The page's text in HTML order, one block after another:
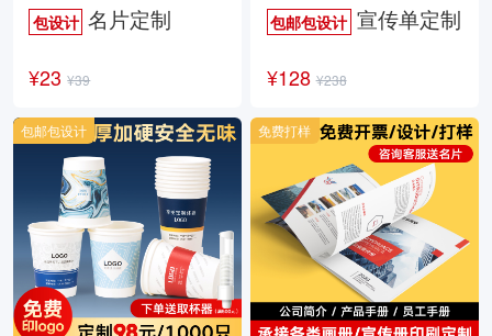
包设计 名片定制
¥23 ¥39
包邮包设计宣传单定制
¥128 ¥238
包邮包设计 免费打样